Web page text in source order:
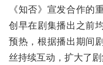
《知否》宣发合作的
创早在剧集播出之前
预热，根据播出期间
丝持续互动，扩大了剧